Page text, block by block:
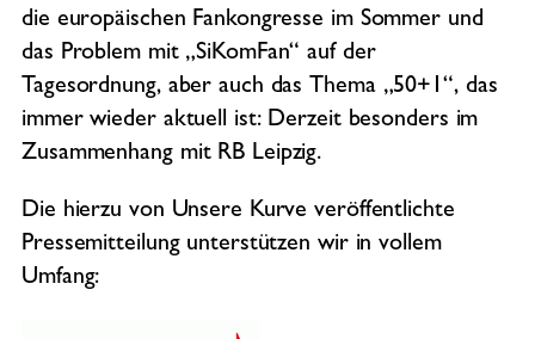
die europäischen Fankongresse im Sommer und
das Problem mit „SiKomFan“ auf der
Tagesordnung, aber auch das Thema „50+1“, das
immer wieder aktuell ist: Derzeit besonders im
Zusammenhang mit RB Leipzig.
Die hierzu von Unsere Kurve veröffentlichte
Pressemitteilung unterstützen wir in vollem
Umfang: